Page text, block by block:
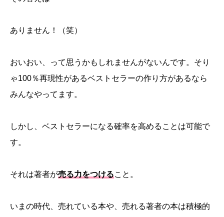
ありません！（笑）
おいおい、って思うかもしれませんがないんです。そり
ゃ100％再現性があるベストセラーの作り方があるなら
みんなやってます。
しかし、ベストセラーになる確率を高めることは可能で
す。
それは著者が売る力をつけること。
いまの時代、売れている本や、売れる著者の本は積極的